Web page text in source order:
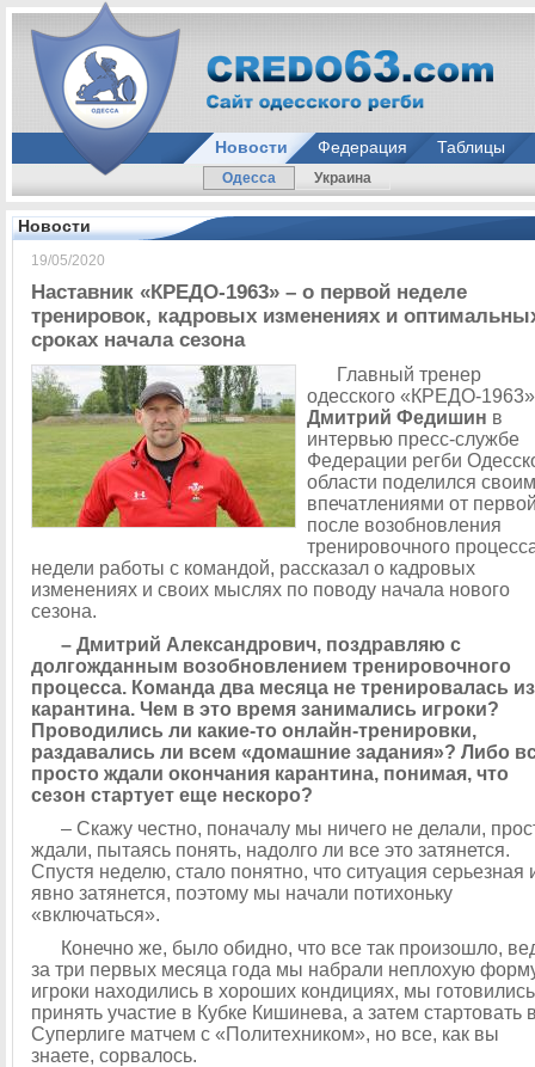
Новости Федерация Таблицы
Одесса Украина
Новости
19/05/2020
Наставник «КРЕДО-1963» – о первой неделе
тренировок, кадровых изменениях и
сроках начала сезона
Главный тренер
одесского «КРЕДО-1963»
Дмитрий Федишин в
интервью пресс-службе
Федерации регби
области поделился
впечатлениями от
после возобновления
тренировочного
недели работы с командой, рассказал о кадровых
изменениях и своих мыслях по поводу начала нового
сезона.
– Дмитрий Александрович, поздравляю с
долгожданным возобновлением тренировочного
процесса. Команда два месяца не тренировалась
карантина. Чем в это время занимались игроки?
Проводились ли какие-то онлайн-тренировки,
раздавались ли всем «домашние задания»? Либо
просто ждали окончания карантина, понимая, что
сезон стартует еще нескоро?
– Скажу честно, поначалу мы ничего не делали,
ждали, пытаясь понять, надолго ли все это затянется.
Спустя неделю, стало понятно, что ситуация серьезная
явно затянется, поэтому мы начали потихоньку
«включаться».
Конечно же, было обидно, что все так произошло,
за три первых месяца года мы набрали неплохую
игроки находились в хороших кондициях, мы готовились
принять участие в Кубке Кишинева, а затем стартовать
Суперлиге матчем с «Политехником», но все, как вы
знаете, сорвалось.